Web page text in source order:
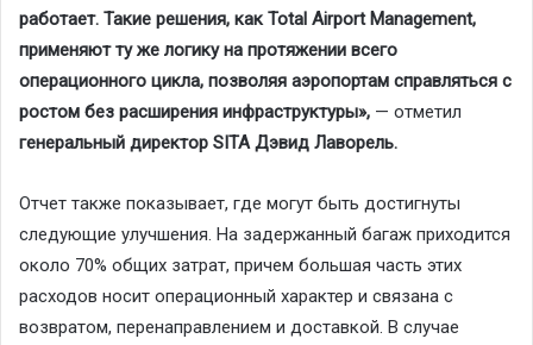
работает. Такие решения, как Total Airport Management,
применяют ту же логику на протяжении всего
операционного цикла, позволяя аэропортам справляться с
ростом без расширения инфраструктуры», — отметил
генеральный директор SITA Дэвид Лаворель.
Отчет также показывает, где могут быть достигнуты
следующие улучшения. На задержанный багаж приходится
около 70% общих затрат, причем большая часть этих
расходов носит операционный характер и связана с
возвратом, перенаправлением и доставкой. В случае